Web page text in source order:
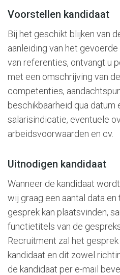
Voorstellen kandidaat
Bij het geschikt blijken van
aanleiding van het
van referenties, ontvangt u
met een omschrijving van
competenties,
beschikbaarheid qua datum
salarisindicatie, eventuele
arbeidsvoorwaarden en cv.
Uitnodigen kandidaat
Wanneer de kandidaat
wij graag een aantal data
gesprek kan plaatsvinden,
functietitels van de
Recruitment zal het
kandidaat en dit zowel
de kandidaat per e-mail